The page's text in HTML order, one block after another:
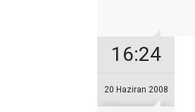
16:24
20 Haziran 2008